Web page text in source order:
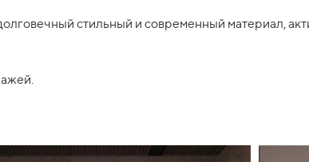
стильный и современный материал,